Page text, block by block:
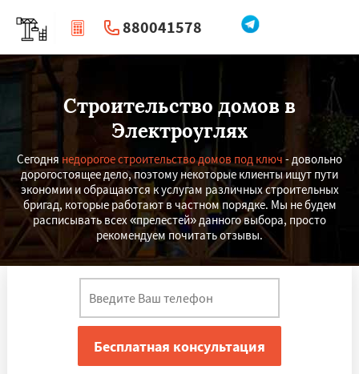
880041578
| Перезвоните мне
Строительство домов в
Электроуглях
Сегодня недорогое строительство домов под ключ - довольно
дорогостоящее дело, поэтому некоторые клиенты ищут пути
экономии и обращаются к услугам различных строительных
бригад, которые работают в частном порядке. Мы не будем
расписывать всех «прелестей» данного выбора, просто
рекомендуем почитать отзывы.